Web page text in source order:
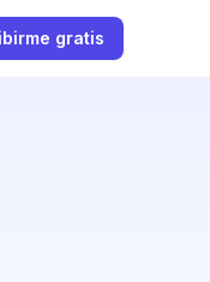
gratis